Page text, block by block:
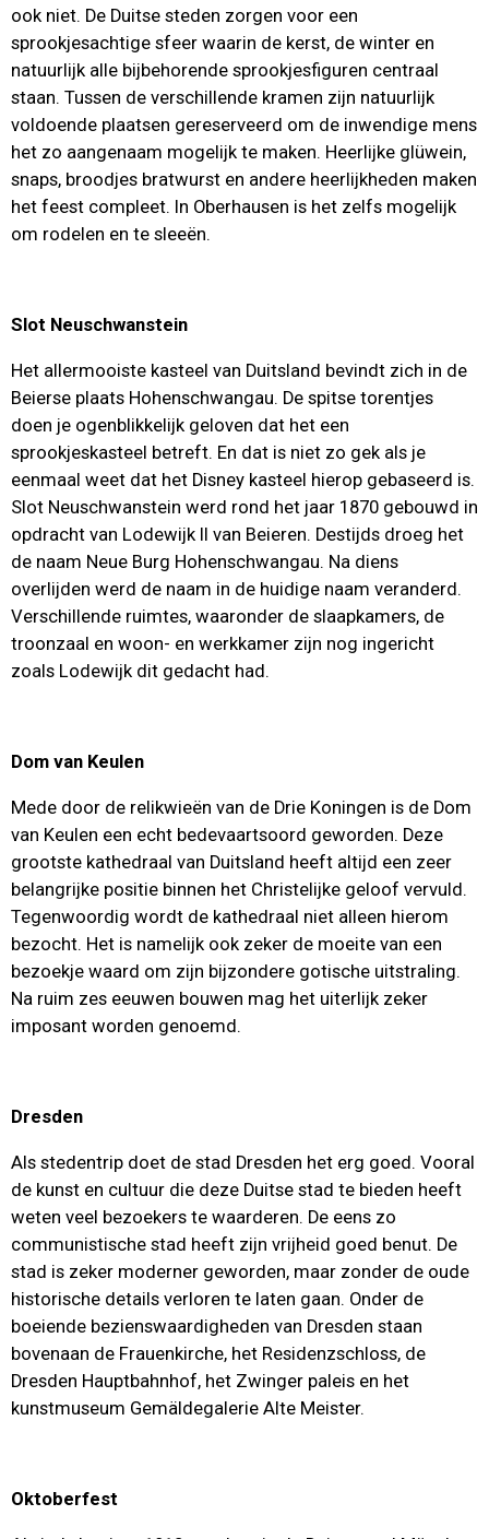
ook niet. De Duitse steden zorgen voor een
sprookjesachtige sfeer waarin de kerst, de winter en
natuurlijk alle bijbehorende sprookjesfiguren centraal
staan. Tussen de verschillende kramen zijn natuurlijk
voldoende plaatsen gereserveerd om de inwendige mens
het zo aangenaam mogelijk te maken. Heerlijke glüwein,
snaps, broodjes bratwurst en andere heerlijkheden maken
het feest compleet. In Oberhausen is het zelfs mogelijk
om rodelen en te sleeën.
Slot Neuschwanstein
Het allermooiste kasteel van Duitsland bevindt zich in de
Beierse plaats Hohenschwangau. De spitse torentjes
doen je ogenblikkelijk geloven dat het een
sprookjeskasteel betreft. En dat is niet zo gek als je
eenmaal weet dat het Disney kasteel hierop gebaseerd is.
Slot Neuschwanstein werd rond het jaar 1870 gebouwd in
opdracht van Lodewijk II van Beieren. Destijds droeg het
de naam Neue Burg Hohenschwangau. Na diens
overlijden werd de naam in de huidige naam veranderd.
Verschillende ruimtes, waaronder de slaapkamers, de
troonzaal en woon- en werkkamer zijn nog ingericht
zoals Lodewijk dit gedacht had.
Dom van Keulen
Mede door de relikwieën van de Drie Koningen is de Dom
van Keulen een echt bedevaartsoord geworden. Deze
grootste kathedraal van Duitsland heeft altijd een zeer
belangrijke positie binnen het Christelijke geloof vervuld.
Tegenwoordig wordt de kathedraal niet alleen hierom
bezocht. Het is namelijk ook zeker de moeite van een
bezoekje waard om zijn bijzondere gotische uitstraling.
Na ruim zes eeuwen bouwen mag het uiterlijk zeker
imposant worden genoemd.
Dresden
Als stedentrip doet de stad Dresden het erg goed. Vooral
de kunst en cultuur die deze Duitse stad te bieden heeft
weten veel bezoekers te waarderen. De eens zo
communistische stad heeft zijn vrijheid goed benut. De
stad is zeker moderner geworden, maar zonder de oude
historische details verloren te laten gaan. Onder de
boeiende bezienswaardigheden van Dresden staan
bovenaan de Frauenkirche, het Residenzschloss, de
Dresden Hauptbahnhof, het Zwinger paleis en het
kunstmuseum Gemäldegalerie Alte Meister.
Oktoberfest